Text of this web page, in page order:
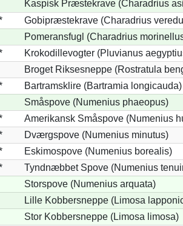
Kaspisk Præstekrave (Charadrius
Gobipræstekrave (Charadrius
Pomeransfugl (Charadrius
Krokodillevogter (Pluvianus
Broget Riksesneppe (Rostratula
Bartramsklire (Bartramia longicauda)
Småspove (Numenius phaeopus)
Amerikansk Småspove (Numenius
Dværgspove (Numenius minutus)
Eskimospove (Numenius borealis)
Tyndnæbbet Spove (Numenius
Storspove (Numenius arquata)
Lille Kobbersneppe (Limosa
Stor Kobbersneppe (Limosa limosa)